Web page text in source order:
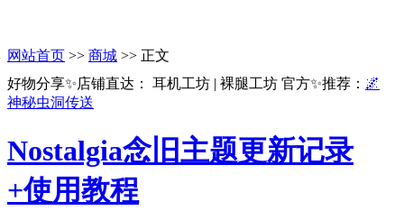
网站首页 >> 商城 >> 正文
好物分享✨店铺直达： 耳机工坊 | 裸腿工坊 官方✨推荐： 🌌
神秘虫洞传送
Nostalgia念旧主题更新记录
+使用教程